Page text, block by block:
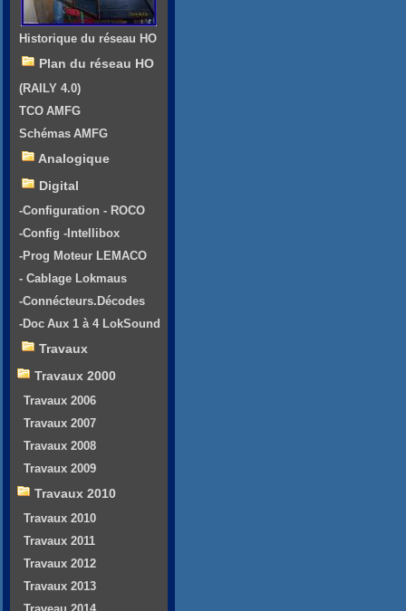
Historique du réseau HO
Plan du réseau HO
(RAILY 4.0)
TCO AMFG
Schémas AMFG
Analogique
Digital
-Configuration - ROCO
-Config -Intellibox
-Prog Moteur LEMACO
- Cablage Lokmaus
-Connécteurs.Décodes
-Doc Aux 1 à 4 LokSound
Travaux
Travaux 2000
Travaux 2006
Travaux 2007
Travaux 2008
Travaux 2009
Travaux 2010
Travaux 2010
Travaux 2011
Travaux 2012
Travaux 2013